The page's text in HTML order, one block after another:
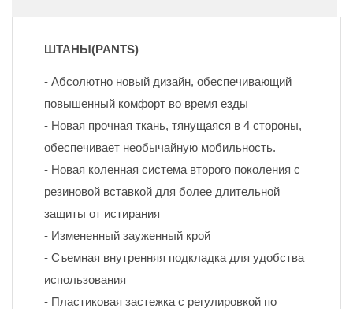
ШТАНЫ(PANTS)
- Абсолютно новый дизайн, обеспечивающий
повышенный комфорт во время езды
- Новая прочная ткань, тянущаяся в 4 стороны,
обеспечивает необычайную мобильность.
- Новая коленная система второго поколения с
резиновой вставкой для более длительной
защиты от истирания
- Измененный зауженный крой
- Съемная внутренняя подкладка для удобства
использования
- Пластиковая застежка с регулировкой по